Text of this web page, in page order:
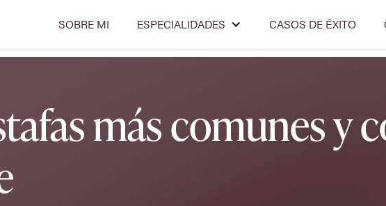
SOBRE MI ESPECIALIDADES CASOS DE ÉXITO
más comunes y